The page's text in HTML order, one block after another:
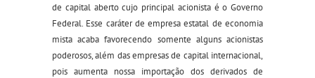
de capital aberto cujo principal acionista é o Governo
Federal. Esse caráter de empresa estatal de economia
mista acaba favorecendo somente alguns acionistas
poderosos, além das empresas de capital internacional,
pois aumenta nossa importação dos derivados de